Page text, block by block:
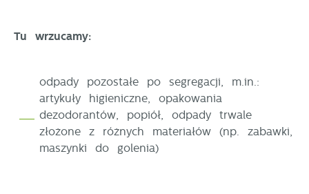
Tu wrzucamy:
odpady pozostałe po segregacji, m.in.:
artykuły higieniczne, opakowania
dezodorantów, popiół, odpady trwale
złożone z różnych materiałów (np. zabawki,
maszynki do golenia)